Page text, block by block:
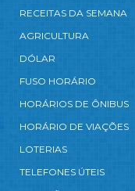
RECEITAS DA SEMANA
AGRICULTURA
DÓLAR
FUSO HORÁRIO
HORÁRIOS DE ÔNIBUS
HORÁRIO DE VIAÇÕES
LOTERIAS
TELEFONES ÚTEIS